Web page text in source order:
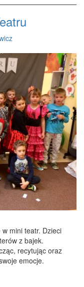
w mini teatr. Dzieci
z bajek.
recytując oraz
emocje.